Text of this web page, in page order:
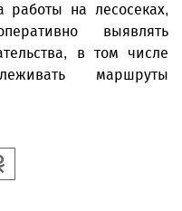
работы на лесосеках,
выявлять
в том числе
маршруты